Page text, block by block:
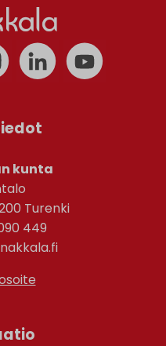
kunta
Turenki
449